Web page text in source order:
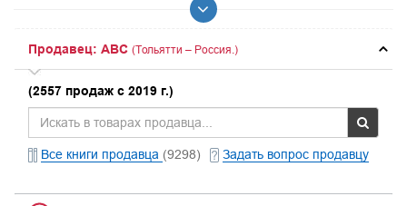
Продавец: ABC (Тольятти – Россия.)
(2557 продаж с 2019 г.)
Все книги продавца (9298) Задать вопрос продавцу